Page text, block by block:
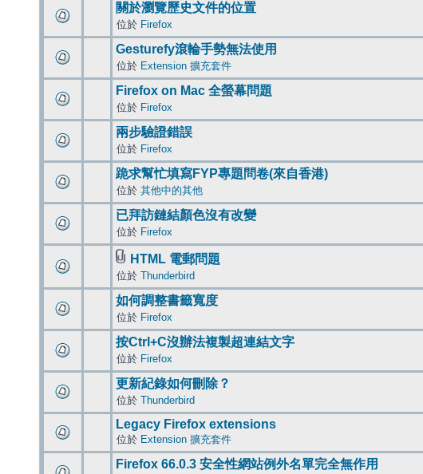
關於瀏覽歷史文件的位置
位於 Firefox
Gesturefy滾輪手勢無法使用
位於 Extension 擴充套件
Firefox on Mac 全螢幕問題
位於 Firefox
兩步驗證錯誤
位於 Firefox
跪求幫忙填寫FYP專題問卷(來自香港)
位於 其他中的其他
已拜訪鏈結顏色沒有改變
位於 Firefox
HTML 電郵問題
位於 Thunderbird
如何調整書籤寬度
位於 Firefox
按Ctrl+C沒辦法複製超連結文字
位於 Firefox
更新紀錄如何刪除？
位於 Thunderbird
Legacy Firefox extensions
位於 Extension 擴充套件
Firefox 66.0.3 安全性網站例外名單完全無作用